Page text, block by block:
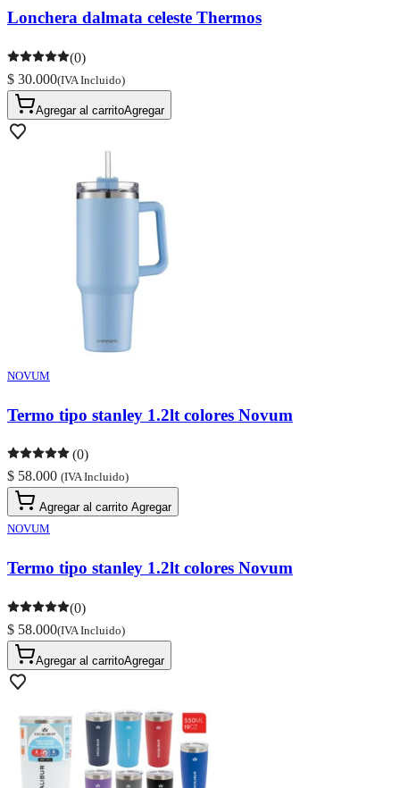
Lonchera dalmata celeste Thermos
(0)
$ 30.000(IVA Incluido)
Agregar al carritoAgregar
NOVUM
Termo tipo stanley 1.2lt colores Novum
(0)
$ 58.000 (IVA Incluido)
Agregar al carrito Agregar
NOVUM
Termo tipo stanley 1.2lt colores Novum
(0)
$ 58.000(IVA Incluido)
Agregar al carritoAgregar